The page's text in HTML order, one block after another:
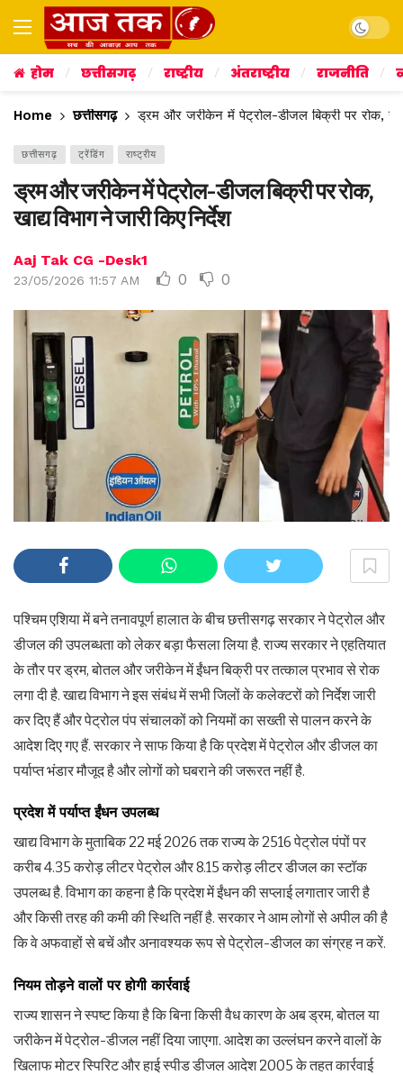
Dark
होम छत्तीसगढ़ राष्ट्रीय अंतराष्ट्रीय राजनीति
Home छत्तीसगढ़ ड्रम और जरीकेन में पेट्रोल-डीजल बिक्री पर रोक,
छत्तीसगढ़ ट्रेंडिंग राष्ट्रीय
ड्रम और जरीकेन में पेट्रोल-डीजल बिक्री पर रोक,
खाद्य विभाग ने जारी किए निर्देश
Aaj Tak CG -Desk1
23/05/2026 11:57 AM 0 0
पश्चिम एशिया में बने तनावपूर्ण हालात के बीच छत्तीसगढ़ सरकार ने पेट्रोल और
डीजल की उपलब्धता को लेकर बड़ा फैसला लिया है. राज्य सरकार ने एहतियात
के तौर पर ड्रम, बोतल और जरीकेन में ईंधन बिक्री पर तत्काल प्रभाव से रोक
लगा दी है. खाद्य विभाग ने इस संबंध में सभी जिलों के कलेक्टरों को निर्देश जारी
कर दिए हैं और पेट्रोल पंप संचालकों को नियमों का सख्ती से पालन करने के
आदेश दिए गए हैं. सरकार ने साफ किया है कि प्रदेश में पेट्रोल और डीजल का
पर्याप्त भंडार मौजूद है और लोगों को घबराने की जरूरत नहीं है.
प्रदेश में पर्याप्त ईंधन उपलब्ध
खाद्य विभाग के मुताबिक 22 मई 2026 तक राज्य के 2516 पेट्रोल पंपों पर
करीब 4.35 करोड़ लीटर पेट्रोल और 8.15 करोड़ लीटर डीजल का स्टॉक
उपलब्ध है. विभाग का कहना है कि प्रदेश में ईंधन की सप्लाई लगातार जारी है
और किसी तरह की कमी की स्थिति नहीं है. सरकार ने आम लोगों से अपील की है
कि वे अफवाहों से बचें और अनावश्यक रूप से पेट्रोल-डीजल का संग्रह न करें.
नियम तोड़ने वालों पर होगी कार्रवाई
राज्य शासन ने स्पष्ट किया है कि बिना किसी वैध कारण के अब ड्रम, बोतल या
जरीकेन में पेट्रोल-डीजल नहीं दिया जाएगा. आदेश का उल्लंघन करने वालों के
खिलाफ मोटर स्पिरिट और हाई स्पीड डीजल आदेश 2005 के तहत कार्रवाई